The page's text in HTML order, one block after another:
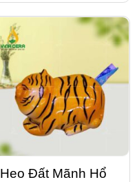
Heo Đất Mãnh Hổ